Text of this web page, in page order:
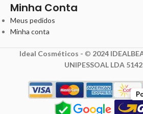
Minha Conta
Meus pedidos
Minha conta
Ideal Cosméticos - © 2024
UNIPESSOAL LDA